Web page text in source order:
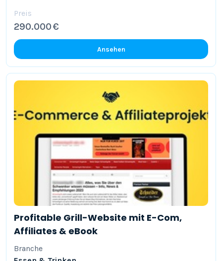
Preis
290.000 €
Ansehen
Profitable Grill-Website mit E-Com,
Affiliates & eBook
Branche